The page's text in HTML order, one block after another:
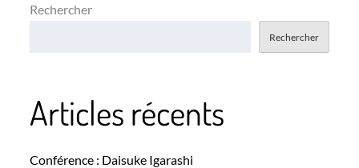
Rechercher
Rechercher
Articles récents
Conférence : Daisuke Igarashi